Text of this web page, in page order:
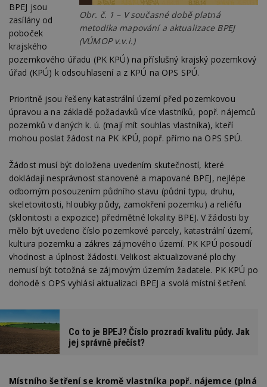
Obr. č. 1 – V současné době platná
metodika mapování a aktualizace BPEJ
(VÚMOP v.v.i.)
BPEJ jsou
zasílány od
poboček
krajského
pozemkového úřadu (PK KPÚ) na příslušný krajský pozemkový
úřad (KPÚ) k odsouhlasení a z KPÚ na OPS SPÚ.
Prioritně jsou řešeny katastrální území před pozemkovou
úpravou a na základě požadavků více vlastníků, popř. nájemců
pozemků v daných k. ú. (mají mít souhlas vlastníka), kteří
mohou poslat žádost na PK KPÚ, popř. přímo na OPS SPÚ.
Žádost musí být doložena uvedením skutečností, které
dokládají nesprávnost stanovené a mapované BPEJ, nejlépe
odborným posouzením půdního stavu (půdní typu, druhu,
skeletovitosti, hloubky půdy, zamokření pozemku) a reliéfu
(sklonitosti a expozice) předmětné lokality BPEJ. V žádosti by
mělo být uvedeno číslo pozemkové parcely, katastrální území,
kultura pozemku a zákres zájmového území. PK KPÚ posoudí
vhodnost a úplnost žádosti. Velikost aktualizované plochy
nemusí být totožná se zájmovým územím žadatele. PK KPÚ po
dohodě s OPS vyhlásí aktualizaci BPEJ a svolá místní šetření.
Co to je BPEJ? Číslo prozradí kvalitu půdy. Jak
jej správně přečíst?
Místního šetření se kromě vlastníka popř. nájemce (plná